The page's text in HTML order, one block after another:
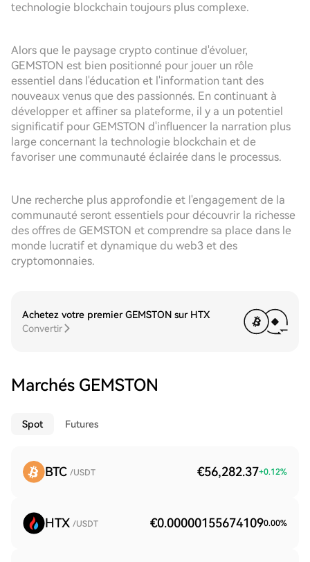
technologie blockchain toujours plus complexe.
Alors que le paysage crypto continue d'évoluer,
GEMSTON est bien positionné pour jouer un rôle
essentiel dans l'éducation et l'information tant des
nouveaux venus que des passionnés. En continuant à
développer et affiner sa plateforme, il y a un potentiel
significatif pour GEMSTON d'influencer la narration plus
large concernant la technologie blockchain et de
favoriser une communauté éclairée dans le processus.
Une recherche plus approfondie et l'engagement de la
communauté seront essentiels pour découvrir la richesse
des offres de GEMSTON et comprendre sa place dans le
monde lucratif et dynamique du web3 et des
cryptomonnaies.
Achetez votre premier GEMSTON sur HTX
Convertir
Marchés GEMSTON
Spot Futures
BTC /USDT €56,282.37+0.12%
HTX /USDT €0.000001556741090.00%